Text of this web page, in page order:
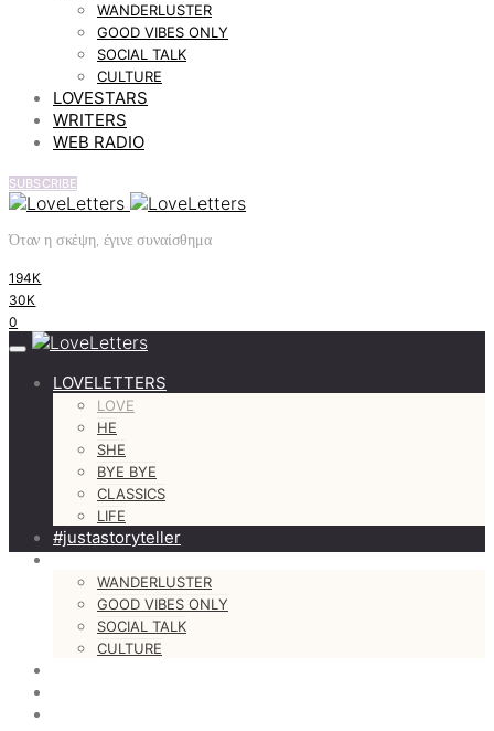
WANDERLUSTER
GOOD VIBES ONLY
SOCIAL TALK
CULTURE
LOVESTARS
WRITERS
WEB RADIO
SUBSCRIBE
Όταν η σκέψη, έγινε συναίσθημα
194K
30K
0
LOVELETTERS
LOVE
HE
SHE
BYE BYE
CLASSICS
LIFE
#justastoryteller
MORE
WANDERLUSTER
GOOD VIBES ONLY
SOCIAL TALK
CULTURE